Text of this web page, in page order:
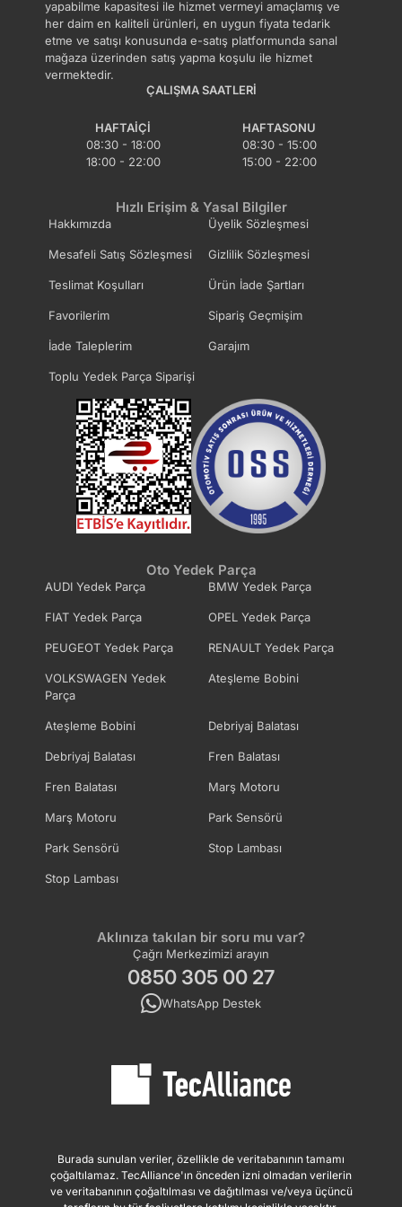
yapabilme kapasitesi ile hizmet vermeyi amaçlamış ve
her daim en kaliteli ürünleri, en uygun fiyata tedarik
etme ve satışı konusunda e-satış platformunda sanal
mağaza üzerinden satış yapma koşulu ile hizmet
vermektedir.
ÇALIŞMA SAATLERI
HAFTAIÇI
08:30 - 18:00
18:00 - 22:00
HAFTASONU
08:30 - 15:00
15:00 - 22:00
Hızlı Erişim & Yasal Bilgiler
Hakkımızda Üyelik Sözleşmesi
Mesafeli Satış Sözleşmesi Gizlilik Sözleşmesi
Teslimat Koşulları Ürün İade Şartları
Favorilerim Sipariş Geçmişim
İade Taleplerim Garajım
Toplu Yedek Parça Siparişi
Oto Yedek Parça
AUDI Yedek Parça BMW Yedek Parça
FIAT Yedek Parça OPEL Yedek Parça
PEUGEOT Yedek Parça RENAULT Yedek Parça
VOLKSWAGEN Yedek
Parça
Ateşleme Bobini
Ateşleme Bobini Debriyaj Balatası
Debriyaj Balatası Fren Balatası
Fren Balatası Marş Motoru
Marş Motoru Park Sensörü
Park Sensörü Stop Lambası
Stop Lambası
Aklınıza takılan bir soru mu var?
Çağrı Merkezimizi arayın
0850 305 00 27
WhatsApp Destek
Burada sunulan veriler, özellikle de veritabanının tamamı
çoğaltılamaz. TecAlliance'ın önceden izni olmadan verilerin
ve veritabanının çoğaltılması ve dağıtılması ve/veya üçüncü